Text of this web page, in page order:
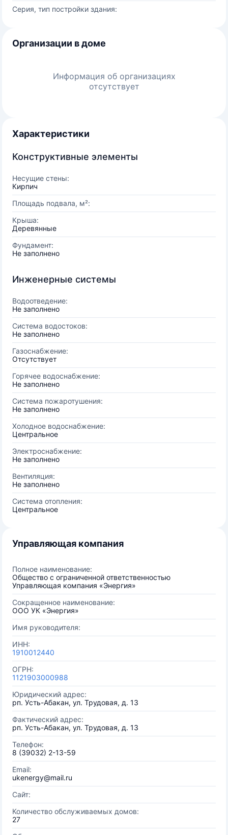
Серия, тип постройки здания:
Организации в доме
Информация об организациях
отсутствует
Характеристики
Конструктивные элементы
Несущие стены:
Кирпич
Площадь подвала, м²:
Крыша:
Деревянные
Фундамент:
Не заполнено
Инженерные системы
Водоотведение:
Не заполнено
Система водостоков:
Не заполнено
Газоснабжение:
Отсутствует
Горячее водоснабжение:
Не заполнено
Система пожаротушения:
Не заполнено
Холодное водоснабжение:
Центральное
Электроснабжение:
Не заполнено
Вентиляция:
Не заполнено
Система отопления:
Центральное
Управляющая компания
Полное наименование:
Общество с ограниченной ответственностью
Управляющая компания «Энергия»
Сокращенное наименование:
ООО УК «Энергия»
Имя руководителя:
ИНН:
1910012440
ОГРН:
1121903000988
Юридический адрес:
рп. Усть-Абакан, ул. Трудовая, д. 13
Фактический адрес:
рп. Усть-Абакан, ул. Трудовая, д. 13
Телефон:
8 (39032) 2-13-59
Email:
ukenergy@mail.ru
Сайт:
Количество обслуживаемых домов:
27